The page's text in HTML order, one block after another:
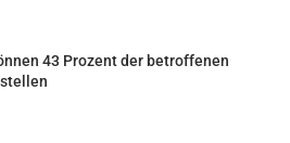
43 Prozent der betroffenen